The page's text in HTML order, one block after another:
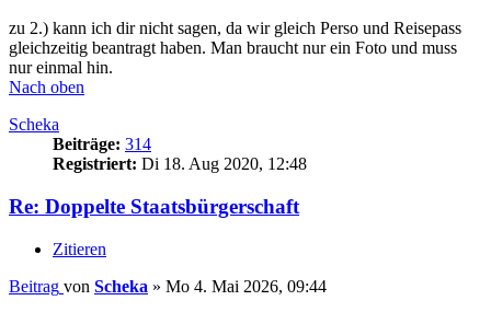
zu 2.) kann ich dir nicht sagen, da wir gleich Perso und Reisepass
gleichzeitig beantragt haben. Man braucht nur ein Foto und muss
nur einmal hin.
Nach oben
Scheka
Beiträge: 314
Registriert: Di 18. Aug 2020, 12:48
Re: Doppelte Staatsbürgerschaft
Zitieren
Beitrag von Scheka » Mo 4. Mai 2026, 09:44